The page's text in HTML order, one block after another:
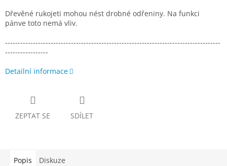
Dřevěné rukojeti mohou nést drobné odřeniny. Na funkci
pánve toto nemá vliv.
-------------------------------------------------------------------------------------
-----------------
Detailní informace
ZEPTAT SE SDÍLET
Popis Diskuze